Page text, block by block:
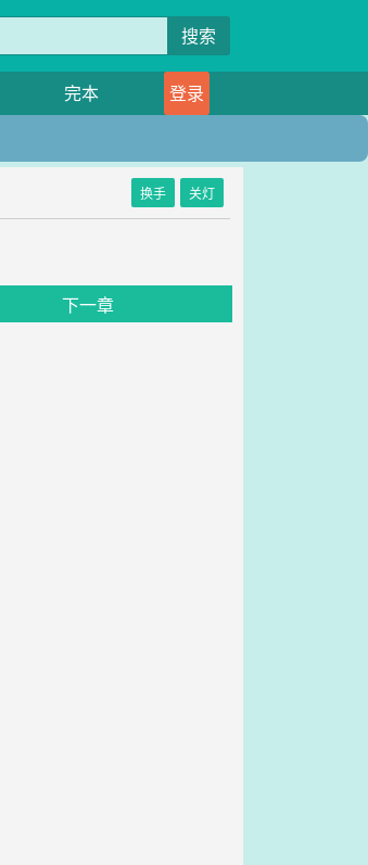
搜索
完本
登录
换手 关灯
下一章